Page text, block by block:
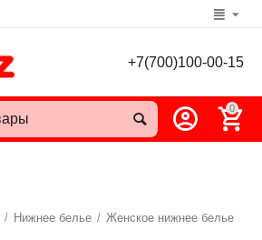
+7(700)100-00-15
0
/ Нижнее белье / Женское нижнее белье